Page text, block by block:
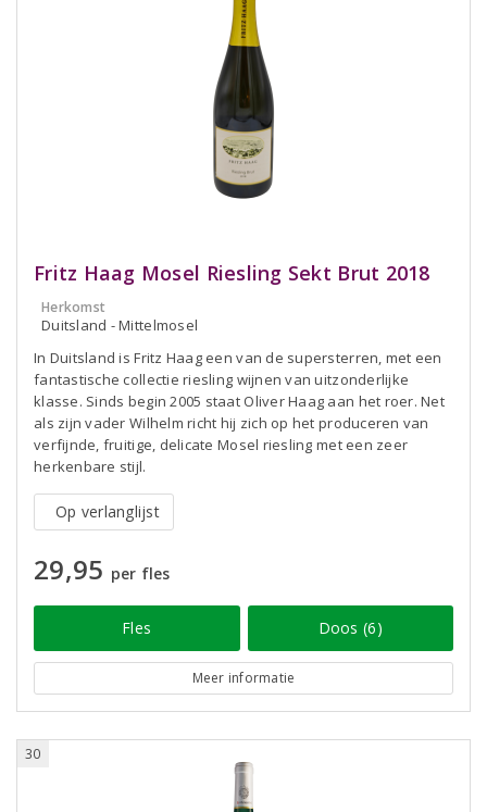
Fritz Haag Mosel Riesling Sekt Brut 2018
Herkomst
Duitsland - Mittelmosel
In Duitsland is Fritz Haag een van de supersterren, met een
fantastische collectie riesling wijnen van uitzonderlijke
klasse. Sinds begin 2005 staat Oliver Haag aan het roer. Net
als zijn vader Wilhelm richt hij zich op het produceren van
verfijnde, fruitige, delicate Mosel riesling met een zeer
herkenbare stijl.
Op verlanglijst
29,95 per fles
Fles Doos (6)
Meer informatie
30